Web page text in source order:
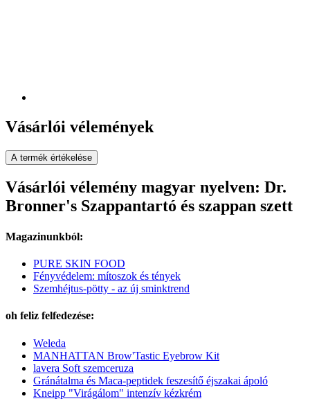
Vásárlói vélemények
A termék értékelése
Vásárlói vélemény magyar nyelven: Dr.
Bronner's Szappantartó és szappan szett
Magazinunkból:
PURE SKIN FOOD
Fényvédelem: mítoszok és tények
Szemhéjtus-pötty - az új sminktrend
oh feliz felfedezése:
Weleda
MANHATTAN Brow'Tastic Eyebrow Kit
lavera Soft szemceruza
Gránátalma és Maca-peptidek feszesítő éjszakai ápoló
Kneipp "Virágálom" intenzív kézkrém